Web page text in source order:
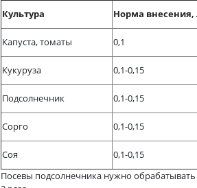
Культура
Норма внесения,
Капуста, томаты 0,1
Кукуруза 0,1-0,15
Подсолнечник 0,1-0,15
Сорго 0,1-0,15
Соя
0,1-0,15
Посевы подсолнечника нужно